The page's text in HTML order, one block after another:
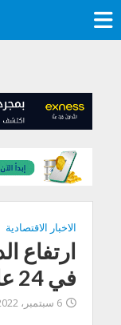
الاخبار الاقتصادية
ارتفاع
في 24 عامًا مقابل الين
6 سبتمبر، 2022